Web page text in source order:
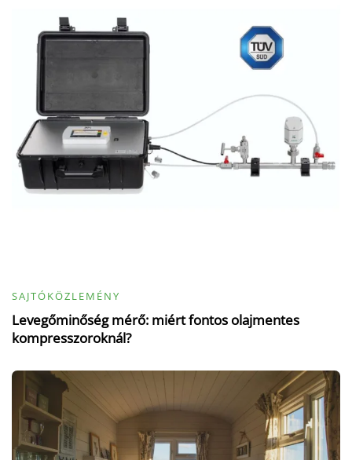
SAJTÓKÖZLEMÉNY
Levegőminőség mérő: miért fontos olajmentes
kompresszoroknál?